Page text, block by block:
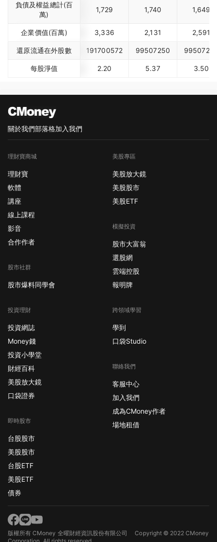
負債及權益總計(百
萬)
1,729 1,740 1,649
企業價值(百萬) 3,336 2,131 2,591
還原流通在外股數 191700572 99507250
每股淨值 2.20 5.37 3.50
關於我們部落格加入我們
理財寶商城
理財寶
軟體
講座
線上課程
影音
合作作者
股市社群
股市爆料同學會
投資理財
投資網誌
Money錢
投資小學堂
財經百科
美股放大鏡
口袋證券
即時股市
台股股市
美股股市
台股ETF
美股ETF
債券
美股專區
美股放大鏡
美股股市
美股ETF
模擬投資
股市大富翁
選股網
雲端控股
報明牌
跨領域學習
學到
口袋Studio
聯絡我們
客服中心
加入我們
成為CMoney作者
場地租借
版權所有 CMoney 全曜財經資訊股份有限公司Copyright © 2022 CMoney